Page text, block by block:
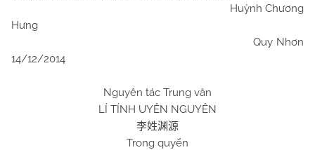
Huỳnh Chương
Hưng
Quy Nhơn
14/12/2014
Nguyên tác Trung văn
LÍ TÍNH UYÊN NGUYÊN
李姓渊源
Trong quyển